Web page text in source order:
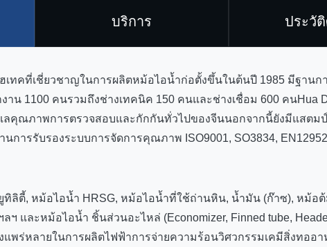
บริการ ประวั
ฮเทคที่เชี่ยวชาญในการผลิตหม้อไอน้ำก่อตั้งขึ้นในต้นปี 1985 มีฐา
าน 1100 คนรวมถึงช่างเทคนิค 150 คนและช่างเชื่อม 600 คน
คุณภาพการตรวจสอบและกักกันทั่วไปของจีนนอกจากนี้ยังมีแสตมป์
การรับรองระบบการจัดการคุณภาพ ISO9001, SO3834, EN12952
ลิตี้, หม้อไอน้ำ HRSG, หม้อไอน้ำที่ใช้ถ่านหิน, น้ำมัน (ก๊าซ), หม้อ
และหม้อไอน้ำ ชิ้นส่วนอะไหล่ (Economizer, Finned tube,
แพร่หลายในการผลิตไฟฟ้าการจ่ายความร้อนวิศวกรรมเคมีสิ่งทอ